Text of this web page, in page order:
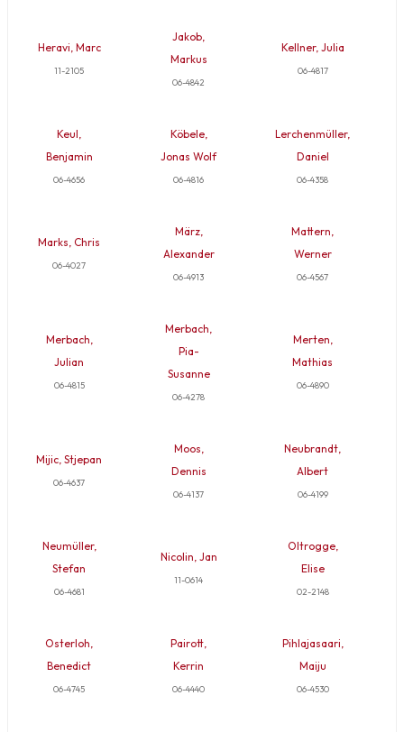
Heravi, Marc
11-2105
Jakob,
Markus
06-4842
Kellner, Julia
06-4817
Keul,
Benjamin
06-4656
Köbele,
Jonas Wolf
06-4816
Lerchenmüller,
Daniel
06-4358
Marks, Chris
06-4027
März,
Alexander
06-4913
Mattern,
Werner
06-4567
Merbach,
Julian
06-4815
Merbach,
Pia-
Susanne
06-4278
Merten,
Mathias
06-4890
Mijic, Stjepan
06-4637
Moos,
Dennis
06-4137
Neubrandt,
Albert
06-4199
Neumüller,
Stefan
06-4681
Nicolin, Jan
11-0614
Oltrogge,
Elise
02-2148
Osterloh,
Benedict
06-4745
Pairott,
Kerrin
06-4440
Pihlajasaari,
Maiju
06-4530